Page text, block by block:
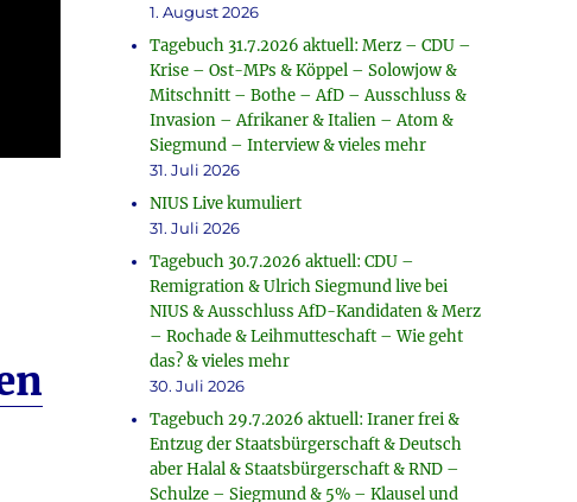
1. August 2026
Tagebuch 31.7.2026 aktuell: Merz – CDU –
Krise – Ost-MPs & Köppel – Solowjow &
Mitschnitt – Bothe – AfD – Ausschluss &
Invasion – Afrikaner & Italien – Atom &
Siegmund – Interview & vieles mehr
31. Juli 2026
NIUS Live kumuliert
31. Juli 2026
Tagebuch 30.7.2026 aktuell: CDU –
Remigration & Ulrich Siegmund live bei
NIUS & Ausschluss AfD-Kandidaten & Merz
– Rochade & Leihmutteschaft – Wie geht
das? & vieles mehr
30. Juli 2026
Tagebuch 29.7.2026 aktuell: Iraner frei &
Entzug der Staatsbürgerschaft & Deutsch
aber Halal & Staatsbürgerschaft & RND –
Schulze – Siegmund & 5% – Klausel und